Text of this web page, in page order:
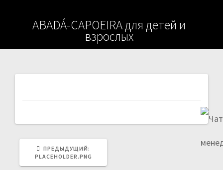
ABADÁ-CAPOEIRA для детей и
взрослых
Навигация
по
записям
ПРЕДЫДУЩИЙ:
ЗАПИСЬ:
PLACEHOLDER.PNG